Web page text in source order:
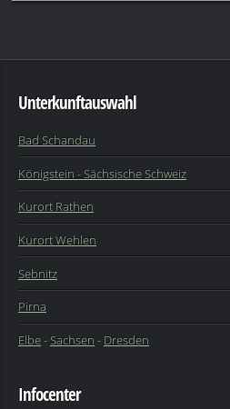
Unterkunftauswahl
Bad Schandau
Königstein - Sächsische Schweiz
Kurort Rathen
Kurort Wehlen
Sebnitz
Pirna
Elbe-Sachsen - Dresden
Infocenter